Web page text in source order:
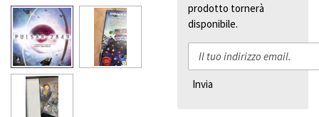
prodotto tornerà
disponibile.
Invia